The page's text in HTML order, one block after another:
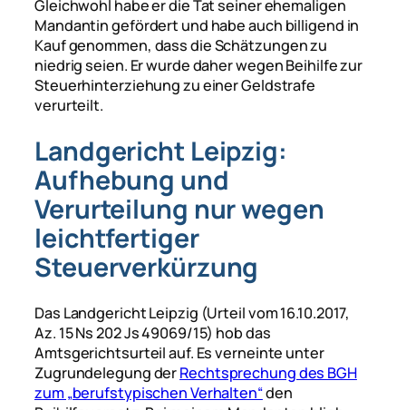
Gleichwohl habe er die Tat seiner ehemaligen
Mandantin gefördert und habe auch billigend in
Kauf genommen, dass die Schätzungen zu
niedrig seien. Er wurde daher wegen Beihilfe zur
Steuerhinterziehung zu einer Geldstrafe
verurteilt.
Landgericht Leipzig:
Aufhebung und
Verurteilung nur wegen
leichtfertiger
Steuerverkürzung
Das Landgericht Leipzig (Urteil vom 16.10.2017,
Az. 15 Ns 202 Js 49069/15) hob das
Amtsgerichtsurteil auf. Es verneinte unter
Zugrundelegung derRechtsprechung des BGH
zum „berufstypischen Verhalten“den